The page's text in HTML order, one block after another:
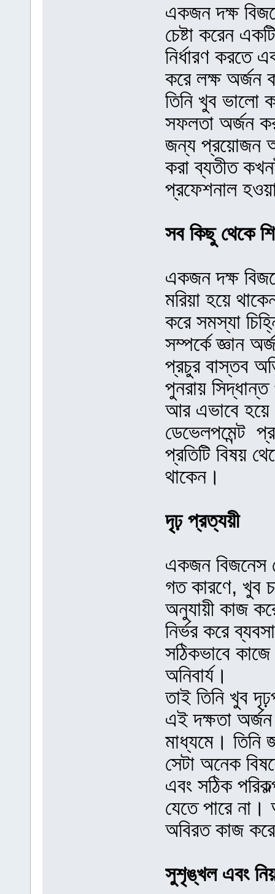
একজন দক্ষ
চেষ্টা করেন
নির্ধারণ করতে
করে লক্ষ অর্জন
তিনি খুব ভালো
সফলতা অর্জন
জন্য প্রয়োজন
করা ব্যতীত
প্রফেশনাল
সব কিছু থেকে
একজন দক্ষ
মরিয়া হয়ে
করে সমস্যা
সম্পর্কে জ্ঞান
প্রচুর বাস্তব
পুনরায়
আর এভাবে হয়ে
ডেভেলপমেন্ট
প্রতিটি বিষয়
থাকেন।
দৃঢ় প্রত্যয়ী
একজন বিজনেস
গত কারণে, খুব
অনুযায়ী কাজ
নির্ভর করে
সঠিকভাবে কাজে
অনিবার্য।
তাই তিনি খুব
এই দক্ষতা
মাধ্যমে। তিনি
সেটা অনেক
এবং সঠিক
যেতে পারে
অবিরত কাজ
সুশৃঙ্খল এবং